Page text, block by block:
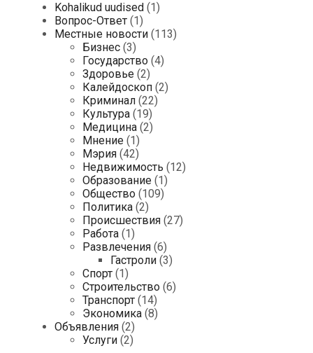
Kohalikud uudised (1)
Вопрос-Ответ (1)
Местные новости (113)
Бизнес (3)
Государство (4)
Здоровье (2)
Калейдоскоп (2)
Криминал (22)
Культура (19)
Медицина (2)
Мнение (1)
Мэрия (42)
Недвижимость (12)
Образование (1)
Общество (109)
Политика (2)
Происшествия (27)
Работа (1)
Развлечения (6)
Гастроли (3)
Спорт (1)
Строительство (6)
Транспорт (14)
Экономика (8)
Объявления (2)
Услуги (2)